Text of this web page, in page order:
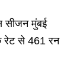
सीजन मुंबई
रेट से 461 रन